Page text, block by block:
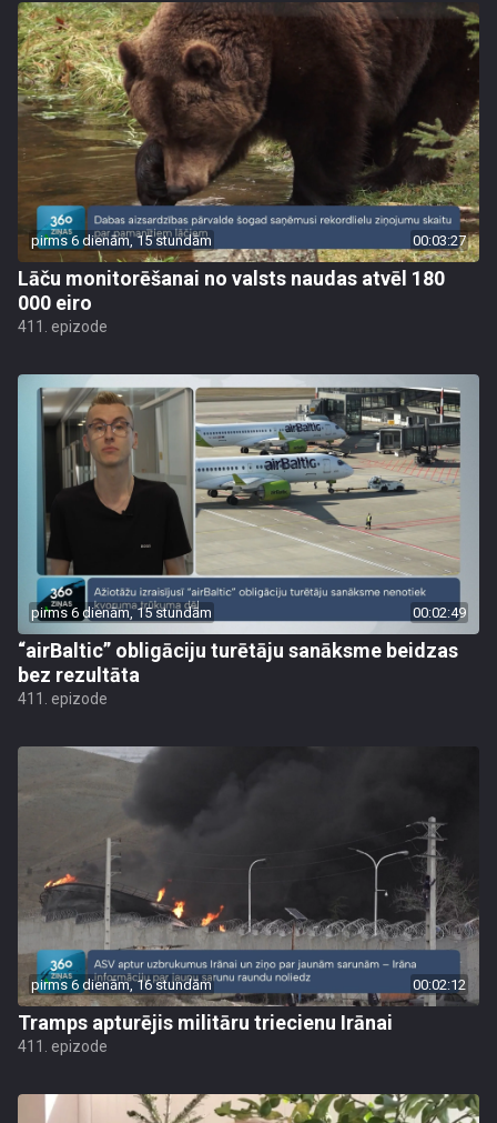
pirms 6 dienām, 15 stundām 00:03:27
Lāču monitorēšanai no valsts naudas atvēl 180
000 eiro
411. epizode
pirms 6 dienām, 15 stundām 00:02:49
“airBaltic” obligāciju turētāju sanāksme beidzas
bez rezultāta
411. epizode
pirms 6 dienām, 16 stundām 00:02:12
Tramps apturējis militāru triecienu Irānai
411. epizode